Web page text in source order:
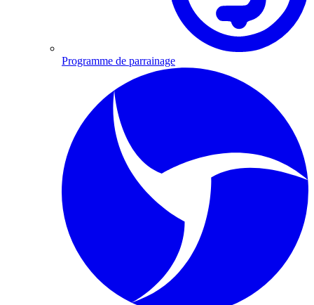
Programme de parrainage